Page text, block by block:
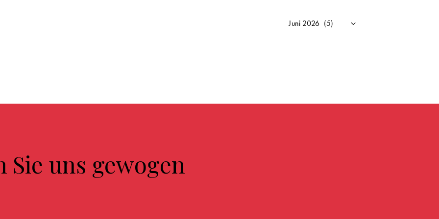
Sie uns gewogen